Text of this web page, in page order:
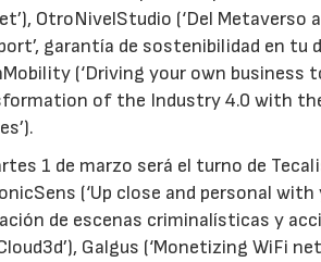
OtroNivelStudio (‘Del Metaverso
garantía de sostenibilidad en tu
(‘Driving your own business
of the Industry 4.0 with
1 de marzo será el turno de
(‘Up close and personal
de escenas criminalísticas y
Galgus (‘Monetizing WiFi